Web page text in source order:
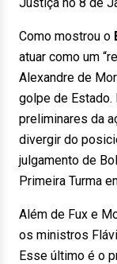
Como mostrou o
atuar como um
Alexandre de
golpe de Estado.
preliminares da
divergir do
julgamento de
Primeira Turma
Além de Fux e
os ministros
Esse último é o